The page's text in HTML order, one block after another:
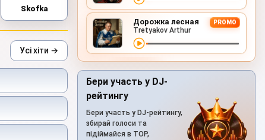
Skofka
Усі хіти →
Дорожка лесная PROMO
Tretyakov Arthur
Бери участь у DJ-
рейтингу
Бери участь у DJ-рейтингу,
збирай голоси та
підіймайся в TOP,